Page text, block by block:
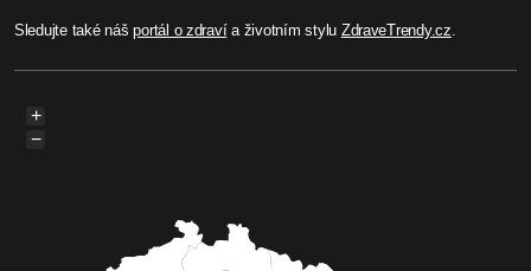
Sledujte také nášportál o zdravía životním stylu ZdraveTrendy.cz.
+
−